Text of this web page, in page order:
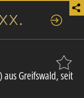
aus Greifswald, seit